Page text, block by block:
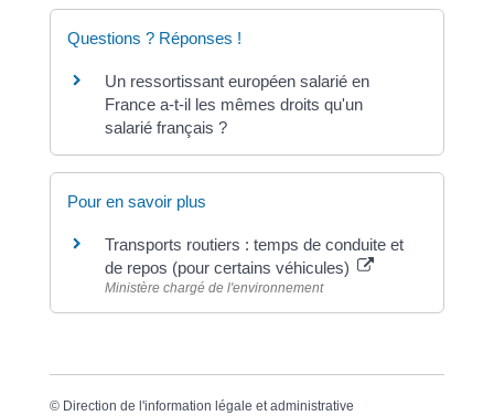
Questions ? Réponses !
Un ressortissant européen salarié en
France a-t-il les mêmes droits qu'un
salarié français ?
Pour en savoir plus
Transports routiers : temps de conduite et
de repos (pour certains véhicules)
Ministère chargé de l'environnement
© Direction de l'information légale et administrative